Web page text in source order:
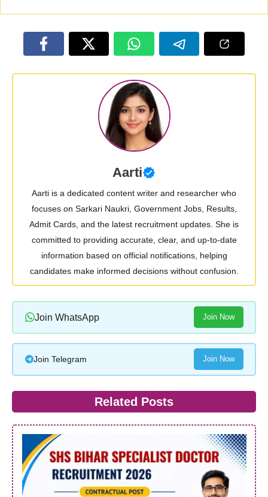
Aarti
Aarti is a dedicated content writer and researcher who
focuses on Sarkari Naukri, Government Jobs, Results,
Admit Cards, and the latest recruitment updates. She is
committed to providing accurate, clear, and up-to-date
information based on official notifications, helping
candidates make informed decisions without confusion.
Join WhatsApp Join Now
Join Telegram Join Now
Related Posts